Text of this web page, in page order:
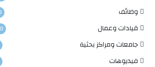
وظائف
قيادات وعمال
جامعات ومراكز بحثية
فيديوهات